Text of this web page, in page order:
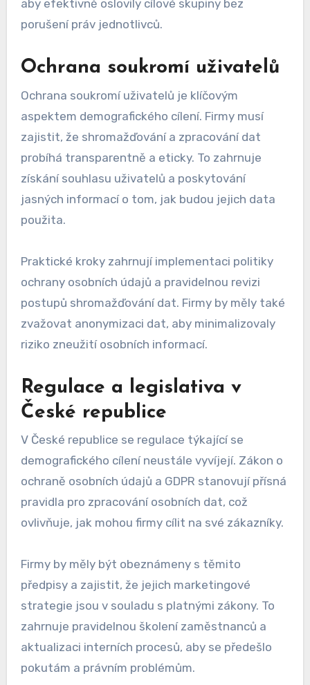
demografického cílení?
ochranu soukromí uživatelů a dodržování
změnami v legislativě se firmy musí přizpůsobit,
aby efektivně oslovily cílové skupiny bez
porušení práv jednotlivců.
Ochrana soukromí uživatelů
Ochrana soukromí uživatelů je klíčovým
zajistit, že shromažďování a zpracování dat
probíhá transparentně a eticky. To zahrnuje
získání souhlasu uživatelů a poskytování
jasných informací o tom, jak budou jejich data
použita.
Praktické kroky zahrnují implementaci politiky
ochrany osobních údajů a pravidelnou revizi
postupů shromažďování dat. Firmy by měly také
zvažovat anonymizaci dat, aby minimalizovaly
riziko zneužití osobních informací.
Regulace a legislativa v
České republice
V České republice se regulace týkající se
demografického cílení neustále vyvíjejí. Zákon o
ochraně osobních údajů a GDPR stanovují přísná
pravidla pro zpracování osobních dat, což
ovlivňuje, jak mohou firmy cílit na své zákazníky.